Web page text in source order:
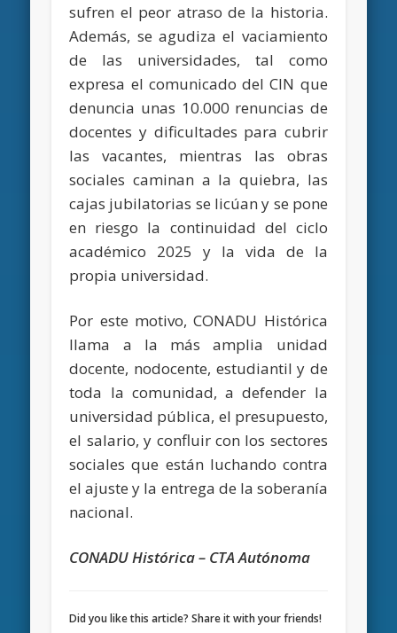
sufren el peor atraso de la historia.
Además, se agudiza el vaciamiento
de las universidades, tal como
expresa el comunicado del CIN que
denuncia unas 10.000 renuncias de
docentes y dificultades para cubrir
las vacantes, mientras las obras
sociales caminan a la quiebra, las
cajas jubilatorias se licúan y se pone
en riesgo la continuidad del ciclo
académico 2025 y la vida de la
propia universidad.
Por este motivo, CONADU Histórica
llama a la más amplia unidad
docente, nodocente, estudiantil y de
toda la comunidad, a defender la
universidad pública, el presupuesto,
el salario, y confluir con los sectores
sociales que están luchando contra
el ajuste y la entrega de la soberanía
nacional.
CONADU Histórica – CTA Autónoma
Did you like this article? Share it with your friends!